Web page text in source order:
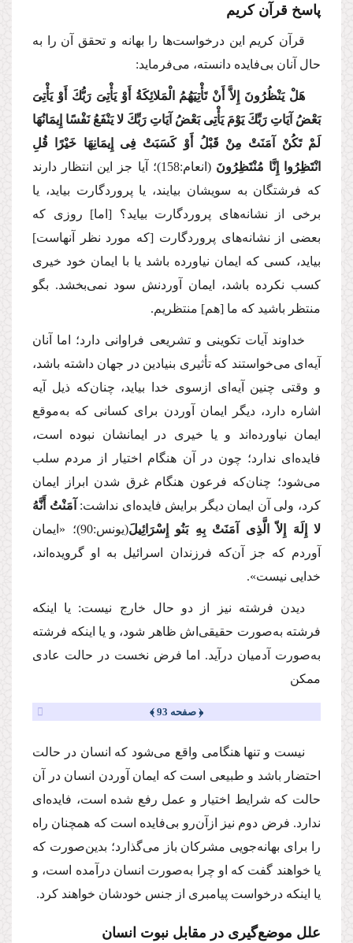
پاسخ قرآن كریم
قرآن كریم این درخواست‌ها را بهانه و تحقق آن را به
حال آنان بی‌فایده ‌دانسته، می‌فرماید:
هَلْ یَنْظُرُونَ إِلاَّ أَنْ تَأْتِیَهُمُ الْمَلائِكَةُ أَوْ یَأْتِیَ رَبُّكَ أَوْ یَأْتِیَ
بَعْضُ آیَاتِ رَبِّكَ یَوْمَ یَأْتِی بَعْضُ آیَاتِ رَبِّكَ لا یَنْفَعُ نَفْسًا إِیمَانُهَا
لَمْ تَكُنْ آمَنَتْ مِنْ قَبْلُ أَوْ كَسَبَتْ فِی إِیمَانِهَا خَیْرًا قُلِ
انْتَظِرُوا إِنَّا مُنْتَظِرُونَ (انعام:158)؛
آیا جز این انتظار دارند
كه فرشتگان به سویشان بیایند، یا پروردگارت بیاید، یا
برخی از نشانه‌های پروردگارت بیاید؟ [اما] روزی كه
بعضی از نشانه‌های پروردگارت [كه مورد نظر آنهاست]
بیاید، كسی كه ایمان نیاورده باشد یا با ایمان خود خیری
كسب نكرده باشد، ایمان آوردنش سود نمی‌بخشد. بگو
منتظر باشید كه ما [هم] منتظریم.
خداوند آیات تكوینی و تشریعی فراوانی دارد؛ اما آنان
آیه‌ای می‌خواستند كه تأثیری بنیادین در جهان داشته باشد،
و وقتی چنین آیه‌ای ازسوی خدا بیاید، چنان‌كه ذیل آیه
اشاره دارد، دیگر ایمان آوردن برای كسانی كه به‌موقع
ایمان نیاورده‌اند و یا خیری در ایمانشان نبوده است،
فایده‌ای ندارد؛ چون در آن هنگام اختیار از مردم سلب
می‌شود؛ چنان‌كه فرعون هنگام غرق شدن ابراز ایمان
كرد، ولی آن ایمان دیگر برایش فایده‌ای نداشت: آمَنْتُ أَنَّهُ
لا إِلَهَ إِلاّ الَّذِی آمَنَتْ بِهِ بَنُو إِسْرَائِیلَ(یونس:90)؛
«ایمان
آوردم كه جز آن‌كه فرزندان اسرائیل به او گرویده‌اند،
خدایی نیست».
دیدن فرشته نیز از دو حال خارج نیست: یا اینكه
فرشته به‌صورت حقیقی‌اش ظاهر شود، و یا اینكه فرشته
به‌صورت آدمیان درآید. اما فرض نخست در حالت عادی
ممكن
﴿ صفحه 93 ﴾
نیست و تنها هنگامی واقع می‌شود كه انسان در حالت
احتضار باشد و طبیعی است كه ایمان آوردن انسان در آن
حالت كه شرایط اختیار و عمل رفع شده است،‌ فایده‌ای
ندارد. فرض دوم نیز ازآن‌رو بی‌فایده است كه همچنان راه
را برای بهانه‌جویی مشركان باز می‌گذارد؛ بدین‌صورت كه
یا خواهند گفت كه او چرا به‌صورت انسان درآمده است، و
یا اینكه درخواست پیامبری از جنس خودشان خواهند كرد.
علل موضع‌گیری در مقابل نبوت انسان